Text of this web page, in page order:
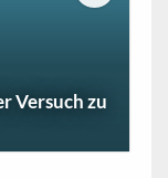
Versuch zu